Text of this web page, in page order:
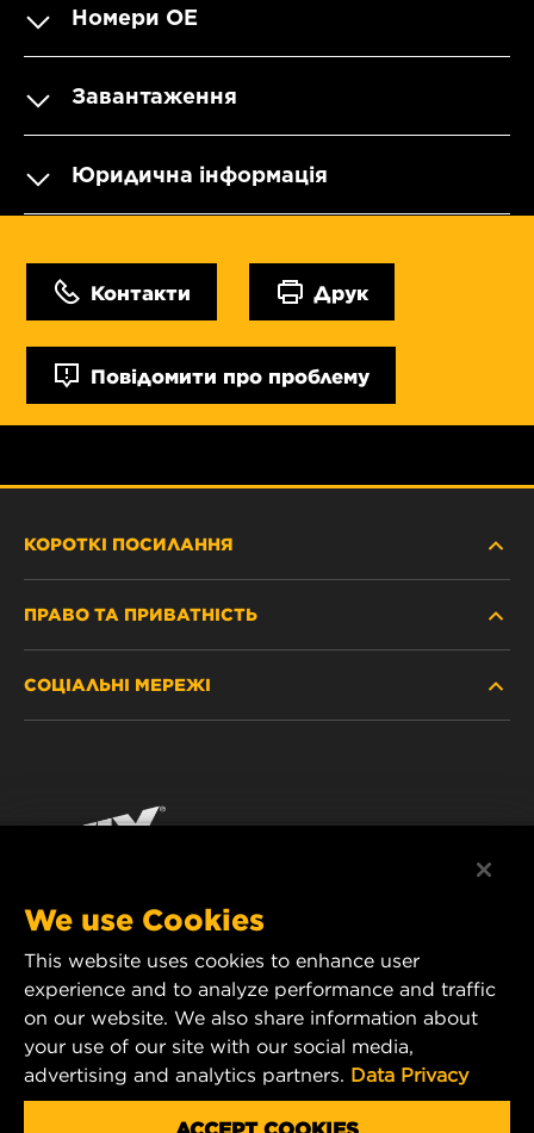
Номери OE
Завантаження
Юридична інформація
Контакти Друк
Повідомити про проблему
КОРОТКІ ПОСИЛАННЯ
ПРАВО ТА ПРИВАТНІСТЬ
РЕКВІЗИТИ
СОЦІАЛЬНІ МЕРЕЖІ
MANN+HUMMEL FT Poland
ul. Wrocławska 145,
63-800 GOSTYŃ, POLAND
Tel. +48 65 572 89 00
E-mail:info@mann-hummel.com
We use Cookies
This website uses cookies to enhance user
experience and to analyze performance and traffic
on our website. We also share information about
your use of our site with our social media,
advertising and analytics partners. Data Privacy
ACCEPT COOKIES